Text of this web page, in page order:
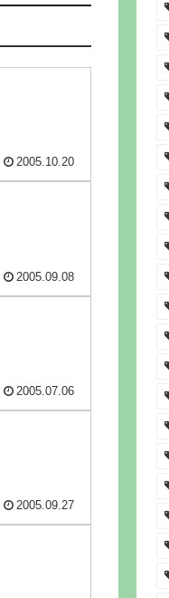
2005.10.20
2005.09.08
2005.07.06
2005.09.27